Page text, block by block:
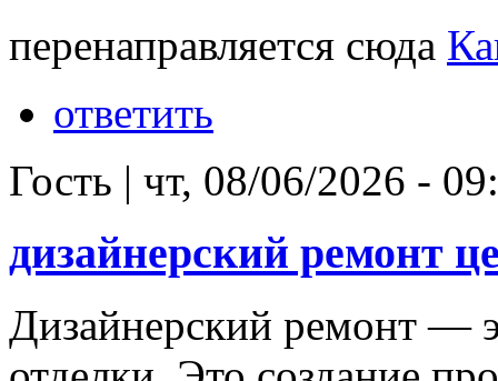
перенаправляется сюда
ответить
Гость | чт, 08/06/2026 -
дизайнерский ремонт
Дизайнерский ремонт —